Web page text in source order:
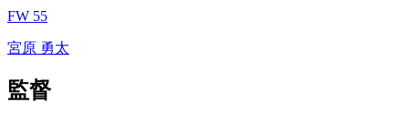
FW 55
宮原 勇太
監督